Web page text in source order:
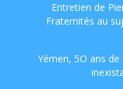
Entretien de
Fraternités au
Yémen, 5O ans